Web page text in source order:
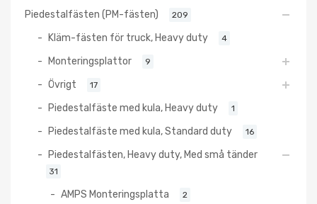
Piedestalfästen (PM-fästen) 209
Kläm-fästen för truck, Heavy duty 4
Monteringsplattor 9
Övrigt 17
Piedestalfäste med kula, Heavy duty 1
Piedestalfäste med kula, Standard duty 16
Piedestalfästen, Heavy duty, Med små tänder
31
AMPS Monteringsplatta 2